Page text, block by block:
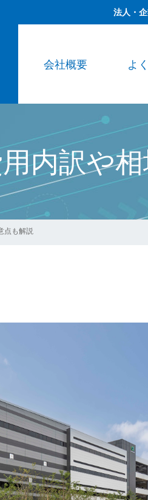
法人・
会社概要 よ
内訳や
点も解説